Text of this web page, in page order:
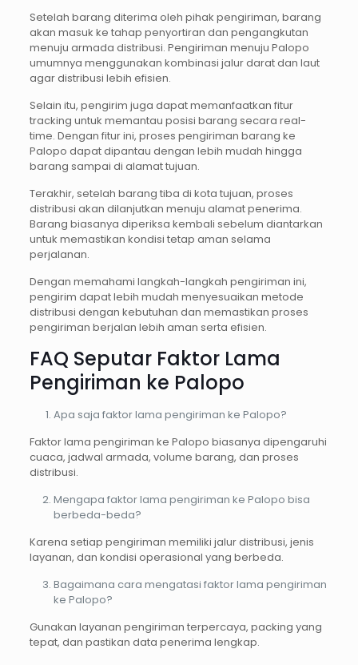
Setelah barang diterima oleh pihak pengiriman, barang
akan masuk ke tahap penyortiran dan pengangkutan
menuju armada distribusi. Pengiriman menuju Palopo
umumnya menggunakan kombinasi jalur darat dan laut
agar distribusi lebih efisien.
Selain itu, pengirim juga dapat memanfaatkan fitur
tracking untuk memantau posisi barang secara real-
time. Dengan fitur ini, proses pengiriman barang ke
Palopo dapat dipantau dengan lebih mudah hingga
barang sampai di alamat tujuan.
Terakhir, setelah barang tiba di kota tujuan, proses
distribusi akan dilanjutkan menuju alamat penerima.
Barang biasanya diperiksa kembali sebelum diantarkan
untuk memastikan kondisi tetap aman selama
perjalanan.
Dengan memahami langkah-langkah pengiriman ini,
pengirim dapat lebih mudah menyesuaikan metode
distribusi dengan kebutuhan dan memastikan proses
pengiriman berjalan lebih aman serta efisien.
FAQ Seputar Faktor Lama
Pengiriman ke Palopo
Apa saja faktor lama pengiriman ke Palopo?
Faktor lama pengiriman ke Palopo biasanya dipengaruhi
cuaca, jadwal armada, volume barang, dan proses
distribusi.
Mengapa faktor lama pengiriman ke Palopo bisa
berbeda-beda?
Karena setiap pengiriman memiliki jalur distribusi, jenis
layanan, dan kondisi operasional yang berbeda.
Bagaimana cara mengatasi faktor lama pengiriman
ke Palopo?
Gunakan layanan pengiriman terpercaya, packing yang
tepat, dan pastikan data penerima lengkap.